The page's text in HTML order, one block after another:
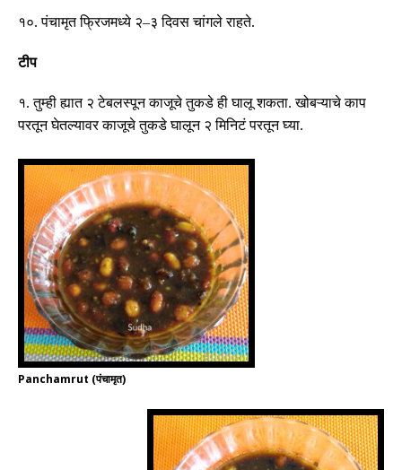
१०.पंचामृत फ्रिजमध्ये २–३ दिवस चांगले राहते.
टीप
१.तुम्ही ह्यात २ टेबलस्पून काजूचे तुकडे ही घालू शकता.खोबऱ्याचे काप
परतून घेतल्यावर काजूचे तुकडे घालून २ मिनिटं परतून घ्या.
Panchamrut (पंचामृत)